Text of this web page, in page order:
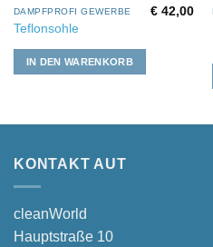
DAMPFPROFI GEWERBE
Teflonsohle
€ 42,00
IN DEN WARENKORB
KONTAKT AUT
cleanWorld
Hauptstraße 10